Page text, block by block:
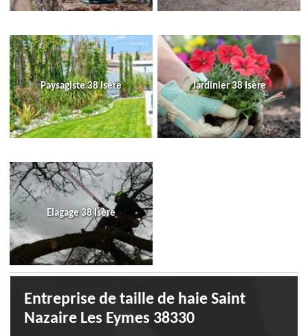
Paysagiste 38 Isère Jardinier 38 Isère
Elagage 38 Isère
Entreprise de taille de haie Saint
Nazaire Les Eymes 38330